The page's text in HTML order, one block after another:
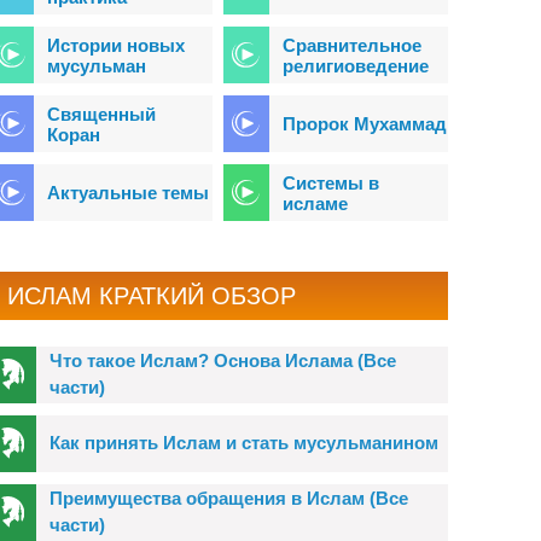
Истории новых
мусульман
Сравнительное
религиоведение
Священный
Коран
Пророк Мухаммад
Актуальные темы
Системы в
исламе
ИСЛАМ КРАТКИЙ ОБЗОР
Что такое Ислам? Основа Ислама (Все
части)
Как принять Ислам и стать мусульманином
Преимущества обращения в Ислам (Все
части)